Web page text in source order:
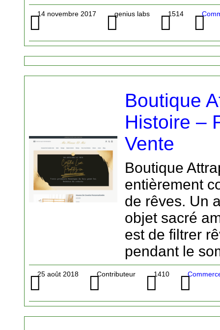
14 novembre 2017 genius labs 1514
Boutique
Histoire –
Vente
Boutique
entièrement
de rêves. Un
objet sacré
est de filtrer
pendant le
25 août 2018 Contributeur 1410